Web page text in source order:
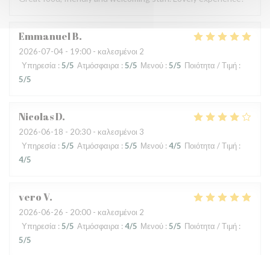
EmmanuelB
2026-07-04 - 19:00 - καλεσμένοι 2
Υπηρεσία : 5/5 Ατμόσφαιρα : 5/5 Μενού : 5/5 Ποιότητα / Τιμή :
5/5
NicolasD
2026-06-18 - 20:30 - καλεσμένοι 3
Υπηρεσία : 5/5 Ατμόσφαιρα : 5/5 Μενού : 4/5 Ποιότητα / Τιμή :
4/5
veroV
2026-06-26 - 20:00 - καλεσμένοι 2
Υπηρεσία : 5/5 Ατμόσφαιρα : 4/5 Μενού : 5/5 Ποιότητα / Τιμή :
5/5